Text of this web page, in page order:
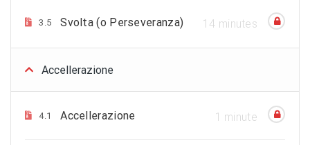
3.5 Svolta (o Perseveranza) 14 minutes
Accellerazione
4.1 Accellerazione 1 minute